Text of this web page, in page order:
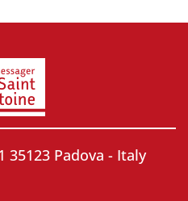
35123 Padova - Italy